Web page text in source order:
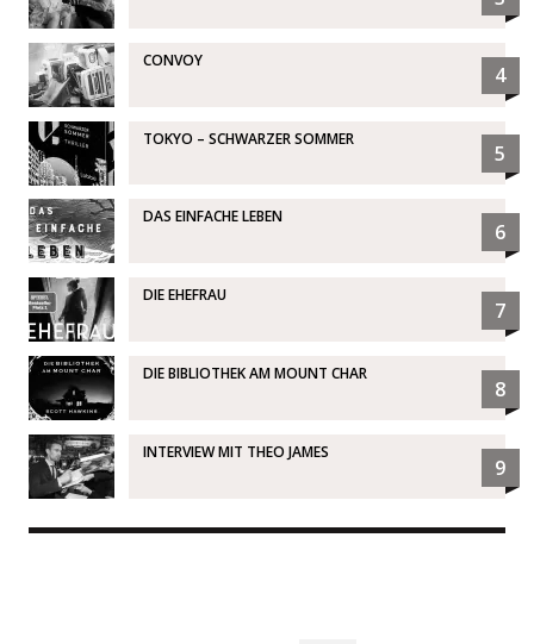
CONVOY
4
TOKYO – SCHWARZER SOMMER
5
DAS EINFACHE LEBEN
6
DIE EHEFRAU
7
DIE BIBLIOTHEK AM MOUNT CHAR
8
INTERVIEW MIT THEO JAMES
9